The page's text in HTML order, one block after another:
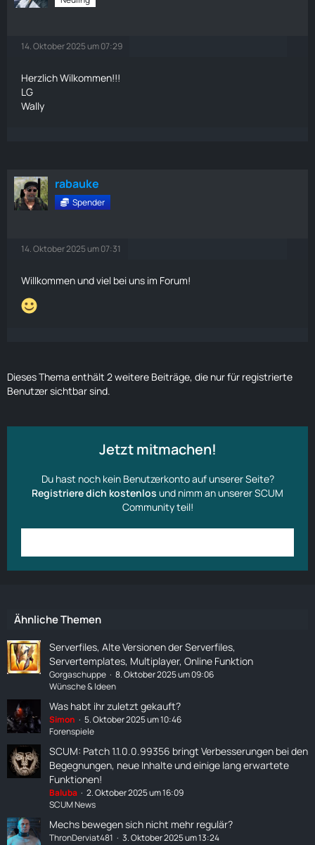
14. Oktober 2025 um 07:29
Herzlich Wilkommen!!!
LG
Wally
rabauke
Spender
14. Oktober 2025 um 07:31
Willkommen und viel bei uns im Forum!
Dieses Thema enthält 2 weitere Beiträge, die nur für registrierte
Benutzer sichtbar sind.
Jetzt mitmachen!
Du hast noch kein Benutzerkonto auf unserer Seite?
Registriere dich kostenlos und nimm an unserer SCUM
Community teil!
Ähnliche Themen
Serverfiles, Alte Versionen der Serverfiles,
Servertemplates, Multiplayer, Online Funktion
Gorgaschuppe
8. Oktober 2025 um 09:06
Wünsche & Ideen
Was habt ihr zuletzt gekauft?
Simon
5. Oktober 2025 um 10:46
Forenspiele
SCUM: Patch 1.1.0.0.99356 bringt Verbesserungen bei den
Begegnungen, neue Inhalte und einige lang erwartete
Funktionen!
Baluba
2. Oktober 2025 um 16:09
SCUM News
Mechs bewegen sich nicht mehr regulär?
ThronDerviat481
3. Oktober 2025 um 13:24